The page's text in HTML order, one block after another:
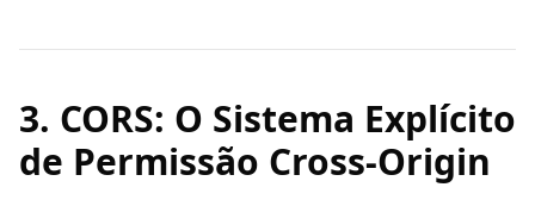
3. CORS: O Sistema Explícito
de Permissão Cross-Origin